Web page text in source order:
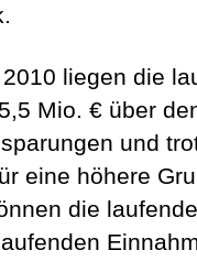
liegen die
Mio. € über
und
eine höhere
die